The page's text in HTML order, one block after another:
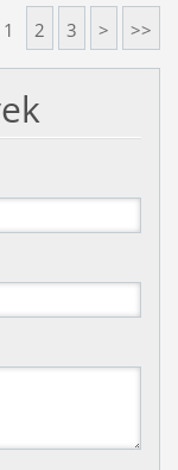
1 2 3 > >>